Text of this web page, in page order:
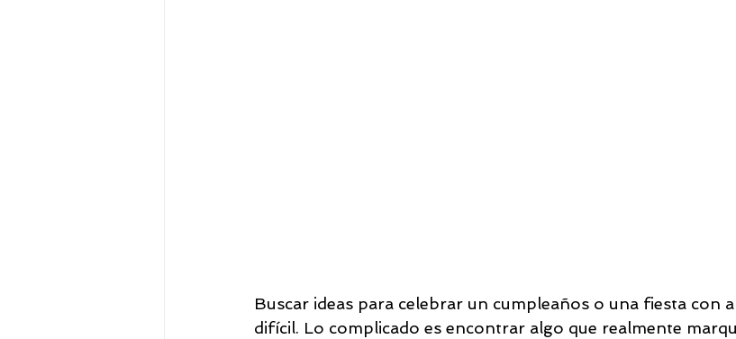
Buscar ideas para celebrar un cumpleaños o una fiesta con
difícil. Lo complicado es encontrar algo que realmente